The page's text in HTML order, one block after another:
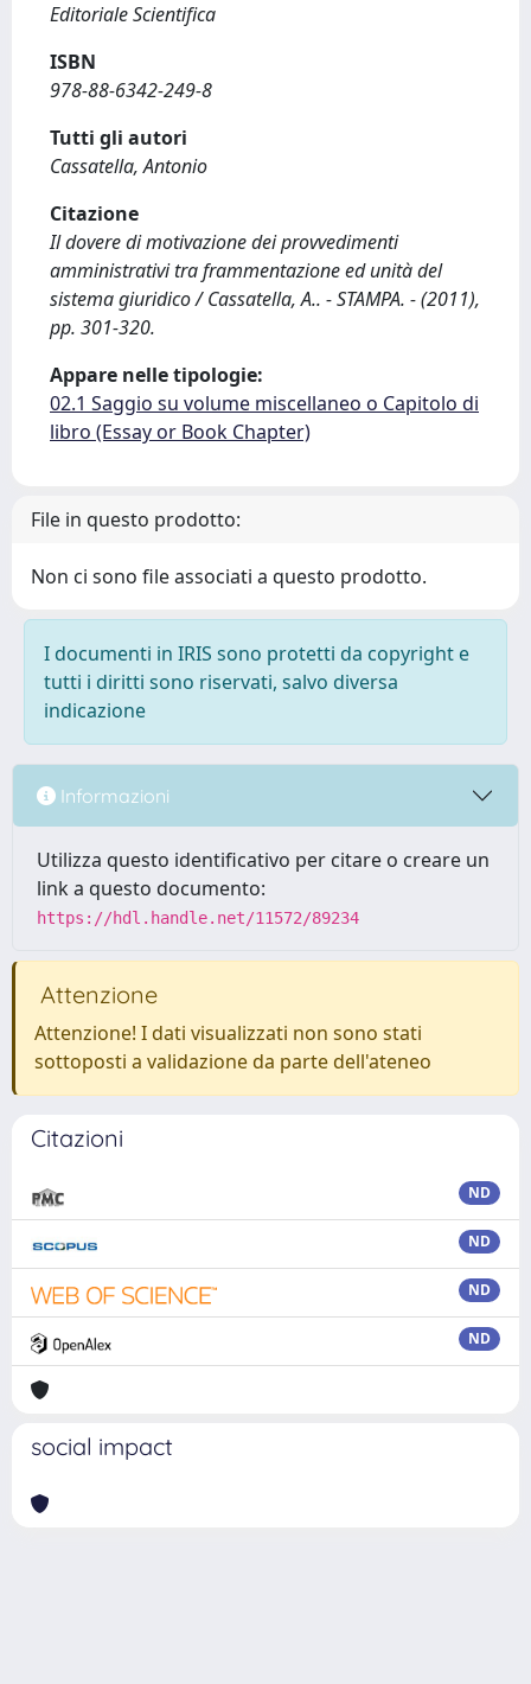
Editoriale Scientifica
ISBN
978-88-6342-249-8
Tutti gli autori
Cassatella, Antonio
Citazione
Il dovere di motivazione dei provvedimenti
amministrativi tra frammentazione ed unità del
sistema giuridico / Cassatella, A.. - STAMPA. - (2011),
pp. 301-320.
Appare nelle tipologie:
02.1 Saggio su volume miscellaneo o Capitolo di
libro (Essay or Book Chapter)
File in questo prodotto:
Non ci sono file associati a questo prodotto.
I documenti in IRIS sono protetti da copyright e
tutti i diritti sono riservati, salvo diversa
indicazione
Informazioni
Utilizza questo identificativo per citare o creare un
link a questo documento:
https://hdl.handle.net/11572/89234
Attenzione
Attenzione! I dati visualizzati non sono stati
sottoposti a validazione da parte dell'ateneo
Citazioni
ND
ND
ND
ND
social impact